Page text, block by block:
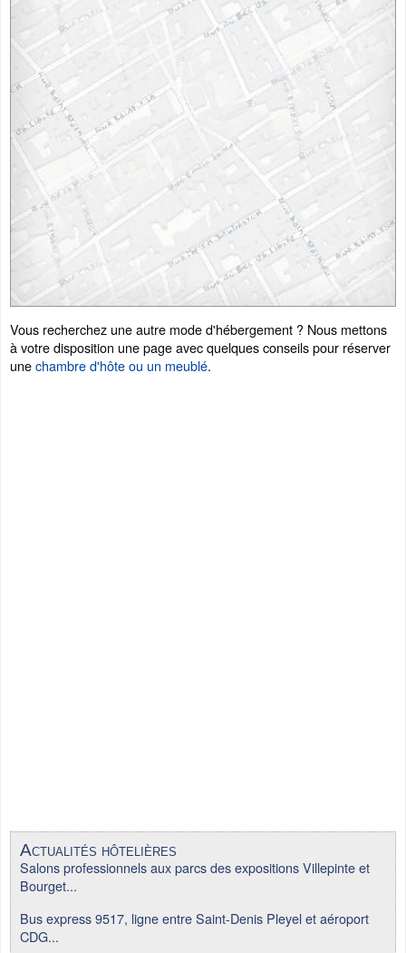
Vous recherchez une autre mode d'hébergement ? Nous mettons
à votre disposition une page avec quelques conseils pour réserver
unechambre d'hôte ou un meublé.
Actualités hôtelières
Salons professionnels aux parcs des expositions Villepinte et
Bourget...
Bus express 9517, ligne entre Saint-Denis Pleyel et aéroport
CDG...